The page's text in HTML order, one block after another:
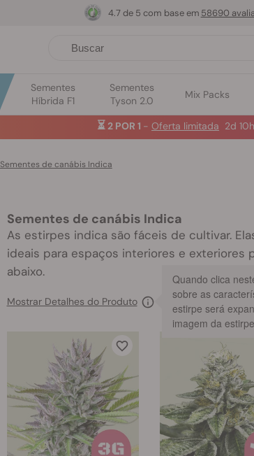
Sementes
Híbrida F1
Sementes
Tyson 2.0
Mix Packs
4.7 de 5 com base em 58690
Sementes de canábis Indica
Sementes de canábis Indica
As estirpes indica são fáceis de cultivar.
ideais para espaços interiores e exteriores
abaixo.
Mostrar Detalhes do Produto
Quando clica
sobre as
estirpe será
imagem da